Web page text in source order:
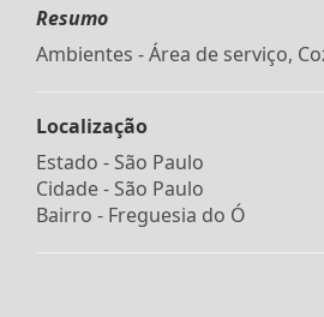
Resumo
Ambientes - Área de serviço,
Localização
Estado - São Paulo
Cidade - São Paulo
Bairro - Freguesia do Ó